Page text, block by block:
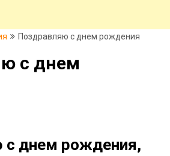
Поздравляю с днем рождения
с днем
днем рождения,